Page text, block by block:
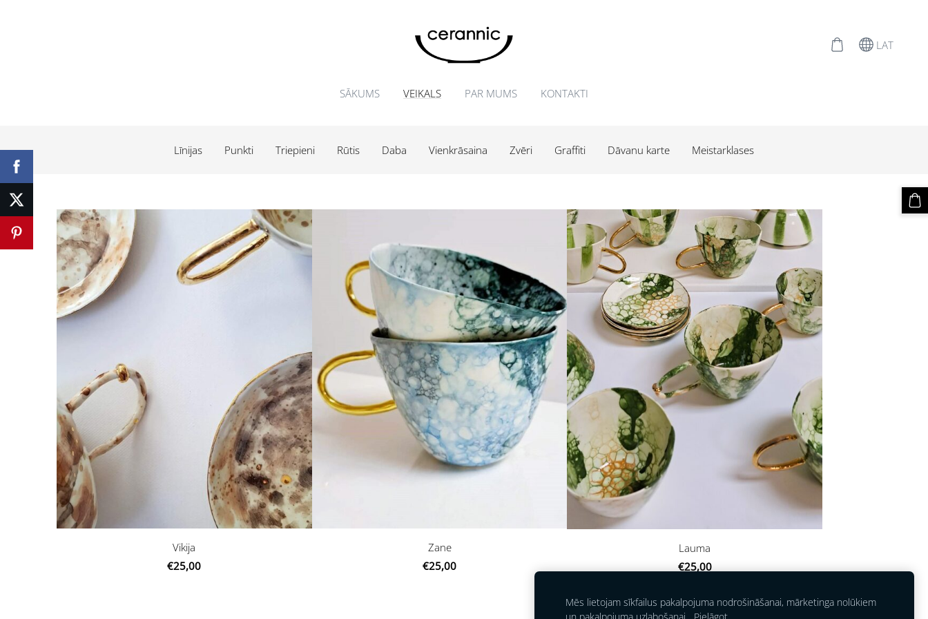
SĀKUMS VEIKALS PAR MUMS KONTAKTI
LAT
Līnijas Punkti Triepieni Rūtis Daba Vienkrāsaina Zvēri Graffiti Dāvanu karte Meistarklases
Vikija
€25,00
Zane
€25,00
Lauma
€25,00
Mēs lietojam sīkfailus pakalpojuma nodrošināšanai, mārketinga nolūkiem